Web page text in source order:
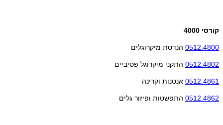
קורסי 4000
0512.4800 הנדסת מיקרוגלים
0512.4802 התקני מיקרוגל פסיביים
0512.4861 אנטנות וקרינה
0512.4862 התפשטות ופיזור גלים